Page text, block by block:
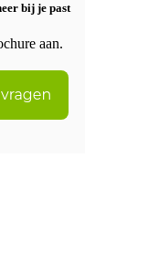
bij je past
aan.